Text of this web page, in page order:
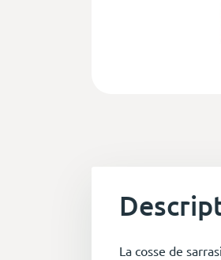
La cosse de